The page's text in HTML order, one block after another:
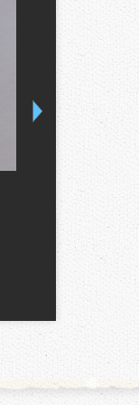
Коран.
смислів
мовою